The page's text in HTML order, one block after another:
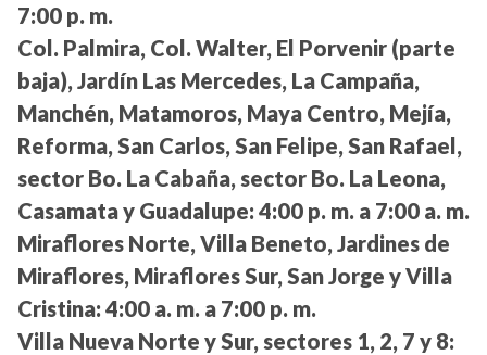
7:00 p. m.
Col. Palmira, Col. Walter, El Porvenir (parte
baja), Jardín Las Mercedes, La Campaña,
Manchén, Matamoros, Maya Centro, Mejía,
Reforma, San Carlos, San Felipe, San Rafael,
sector Bo. La Cabaña, sector Bo. La Leona,
Casamata y Guadalupe: 4:00 p. m. a 7:00 a. m.
Miraflores Norte, Villa Beneto, Jardines de
Miraflores, Miraflores Sur, San Jorge y Villa
Cristina: 4:00 a. m. a 7:00 p. m.
Villa Nueva Norte y Sur, sectores 1, 2, 7 y 8: